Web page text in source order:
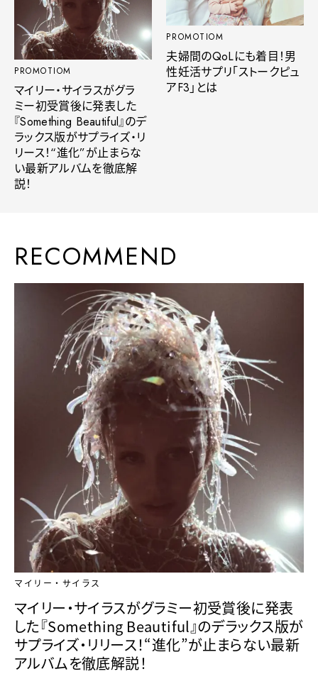
PROMOTIOM
マイリー・サイラスがグラ
ミー初受賞後に発表した
『Something Beautiful』のデ
ラックス版がサプライズ・リ
リース！“進化”が止まらな
い最新アルバムを徹底解
説！
PROMOTIOM
夫婦間のQoLにも着目！男
性妊活サプリ「ストークピュ
アF3」とは
RECOMMEND
マイリー・サイラス
マイリー・サイラスがグラミー初受賞後に発表
した『Something Beautiful』のデラックス版が
サプライズ・リリース！“進化”が止まらない最新
アルバムを徹底解説！